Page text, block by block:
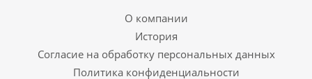
О компании
История
Согласие на обработку персональных данных
Политика конфиденциальности